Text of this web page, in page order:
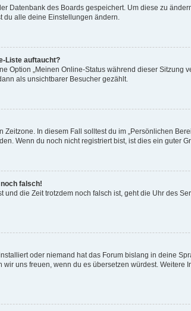
Datenbank des Boards gespeichert. Um diese zu
du alle deine Einstellungen ändern.
Liste auftaucht?
Option „Meinen Online-Status während dieser Sitzung
als unsichtbarer Besucher gezählt.
In diesem Fall solltest du im „Persönlichen
Wenn du noch nicht registriert bist, ist dies ein guter
falsch!
die Zeit trotzdem noch falsch ist, geht die Uhr des
oder niemand hat das Forum bislang in deine
uns freuen, wenn du es übersetzen würdest. Weitere